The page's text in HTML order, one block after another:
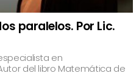
paralelos. Por Lic.
en
del libro Matemática de